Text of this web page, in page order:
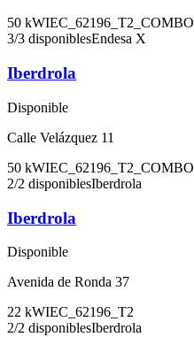
50 kWIEC_62196_T2_COMBO
3/3 disponiblesEndesa X
Iberdrola
Disponible
Calle Velázquez 11
50 kWIEC_62196_T2_COMBO
2/2 disponiblesIberdrola
Iberdrola
Disponible
Avenida de Ronda 37
22 kWIEC_62196_T2
2/2 disponiblesIberdrola